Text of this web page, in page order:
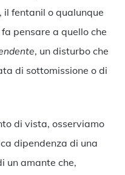
il fentanil o qualunque
pensare a quello che
, un disturbo che
di sottomissione o di
di vista, osserviamo
dipendenza di una
un amante che,